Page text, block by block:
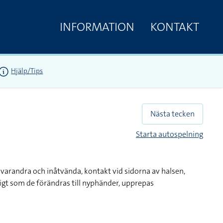
INFORMATION KONTAKT
Hjälp/Tips
Nästa tecken
Starta autospelning
och inåtvända, kontakt vid sidorna av halsen,
som de förändras till nyphänder, upprepas